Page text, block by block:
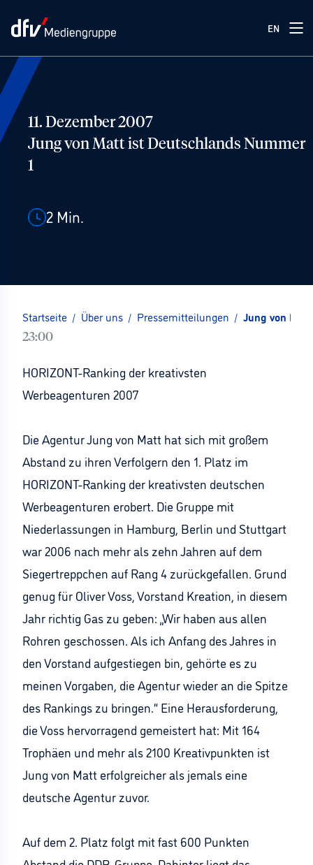
EN
11. Dezember 2007
Jung von Matt ist Deutschlands Nummer
1
2 Min.
Startseite / Über uns / Pressemitteilungen / Jung von
23:00
HORIZONT-Ranking der kreativsten
Werbeagenturen 2007
Die Agentur Jung von Matt hat sich mit großem
Abstand zu ihren Verfolgern den 1. Platz im
HORIZONT-Ranking der kreativsten deutschen
Werbeagenturen erobert. Die Gruppe mit
Niederlassungen in Hamburg, Berlin und Stuttgart
war 2006 nach mehr als zehn Jahren auf dem
Siegertreppchen auf Rang 4 zurückgefallen. Grund
genug für Oliver Voss, Vorstand Kreation, in diesem
Jahr richtig Gas zu geben: „Wir haben aus allen
Rohren geschossen. Als ich Anfang des Jahres in
den Vorstand aufgestiegen bin, gehörte es zu
meinen Vorgaben, die Agentur wieder an die Spitze
des Rankings zu bringen.“ Eine Herausforderung,
die Voss hervorragend gemeistert hat: Mit 164
Trophäen und mehr als 2100 Kreativpunkten ist
Jung von Matt erfolgreicher als jemals eine
deutsche Agentur zuvor.
Auf dem 2. Platz folgt mit fast 600 Punkten